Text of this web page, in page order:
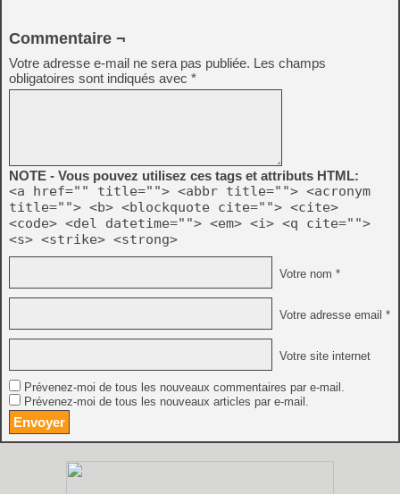
Commentaire ¬
Votre adresse e-mail ne sera pas publiée. Les champs
obligatoires sont indiqués avec *
NOTE - Vous pouvez utilisez ces tags et attributs HTML:
<a href="" title=""> <abbr title=""> <acronym
title=""> <b> <blockquote cite=""> <cite>
<code> <del datetime=""> <em> <i> <q cite="">
<s> <strike> <strong>
Votre nom *
Votre adresse email *
Votre site internet
Prévenez-moi de tous les nouveaux commentaires par e-mail.
Prévenez-moi de tous les nouveaux articles par e-mail.